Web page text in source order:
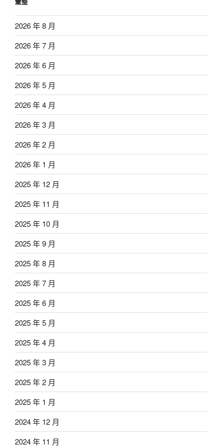
2026 年 8 月
2026 年 7 月
2026 年 6 月
2026 年 5 月
2026 年 4 月
2026 年 3 月
2026 年 2 月
2026 年 1 月
2025 年 12 月
2025 年 11 月
2025 年 10 月
2025 年 9 月
2025 年 8 月
2025 年 7 月
2025 年 6 月
2025 年 5 月
2025 年 4 月
2025 年 3 月
2025 年 2 月
2025 年 1 月
2024 年 12 月
2024 年 11 月